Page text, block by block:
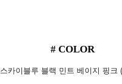
# COLOR
스카이블루 블랙 민트 베이지 핑크